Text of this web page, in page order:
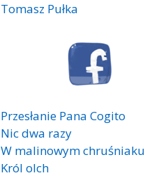
Tomasz Pułka
Przesłanie Pana Cogito
Nic dwa razy
W malinowym chruśniaku
Król olch